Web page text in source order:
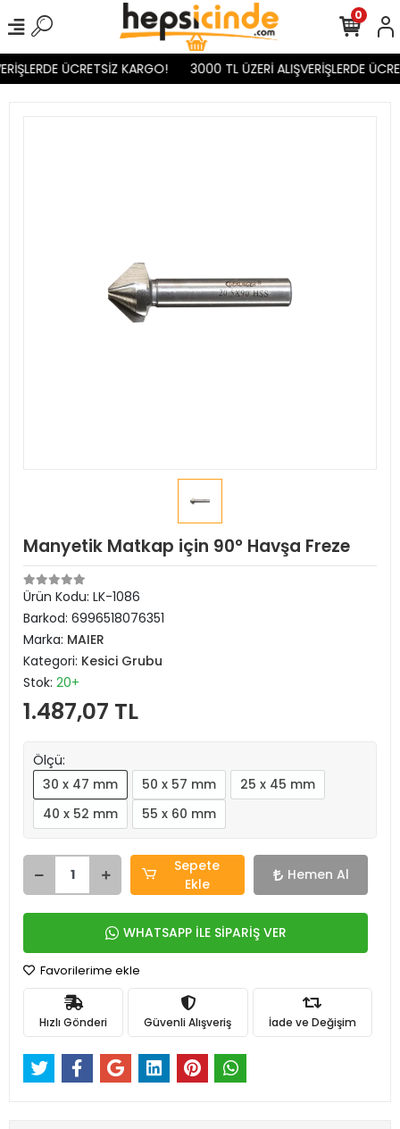
ÜCRETSİZ KARGO! 3000 TL ÜZERİ ALIŞVERİŞLERDE
0
Manyetik Matkap için 90° Havşa Freze
Ürün Kodu: LK-1086
Barkod: 6996518076351
Marka: MAIER
Kategori: Kesici Grubu
Stok: 20+
1.487,07 TL
Ölçü:
30 x 47 mm
50 x 57 mm
25 x 45 mm
40 x 52 mm
55 x 60 mm
Sepete
Ekle
Hemen Al
WHATSAPP İLE SİPARİŞ VER
Favorilerime ekle
Hızlı Gönderi Güvenli Alışveriş İade ve Değişim